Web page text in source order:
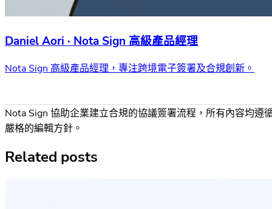
Daniel Aori · Nota Sign 高級產品經理
Nota Sign 高級產品經理，專注跨境電子簽署及合規創新。
Nota Sign 協助企業建立合規的協議簽署流程，所有內容均遵
嚴格的編輯方針。
Related posts